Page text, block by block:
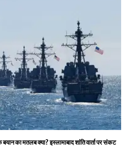
का मतलब क्या? इस्लामाबाद शांति वार्ता पर संकट